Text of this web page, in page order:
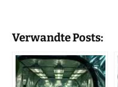
Verwandte Posts: